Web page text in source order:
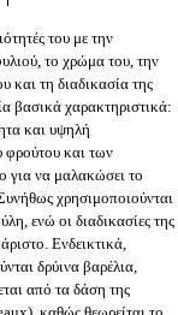
του με την
το χρώμα του, την
και τη διαδικασία της
βασικά χαρακτηριστικά:
και υψηλή
φρούτου και των
για να μαλακώσει το
χρησιμοποιούνται
ενώ οι διαδικασίες της
Ενδεικτικά,
δρύινα βαρέλια,
από τα δάση της